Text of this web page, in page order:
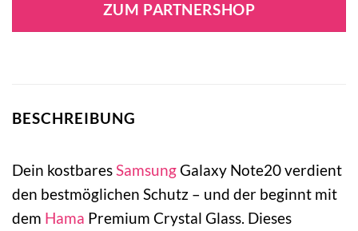
ZUM PARTNERSHOP
BESCHREIBUNG
Dein kostbares SamsungGalaxy Note20 verdient
den bestmöglichen Schutz – und der beginnt mit
dem Hama Premium Crystal Glass. Dieses